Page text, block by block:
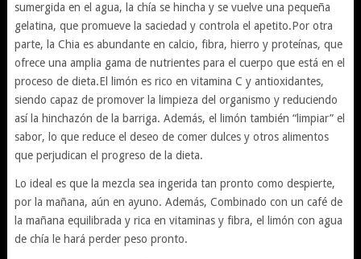
sumergida en el agua, la chía se hincha y se vuelve una pequeña
gelatina, que promueve la saciedad y controla el apetito.Por otra
parte, la Chia es abundante en calcio, fibra, hierro y proteínas, que
ofrece una amplia gama de nutrientes para el cuerpo que está en el
proceso de dieta.El limón es rico en vitamina C y antioxidantes,
siendo capaz de promover la limpieza del organismo y reduciendo
así la hinchazón de la barriga. Además, el limón también “limpiar” el
sabor, lo que reduce el deseo de comer dulces y otros alimentos
que perjudican el progreso de la dieta.
Lo ideal es que la mezcla sea ingerida tan pronto como despierte,
por la mañana, aún en ayuno. Además, Combinado con un café de
la mañana equilibrada y rica en vitaminas y fibra, el limón con agua
de chía le hará perder peso pronto.